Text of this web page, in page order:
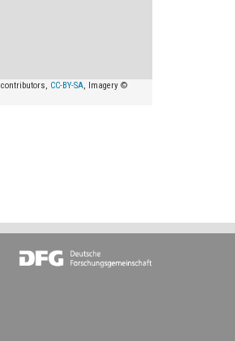
contributors, CC-BY-SA, Imagery ©